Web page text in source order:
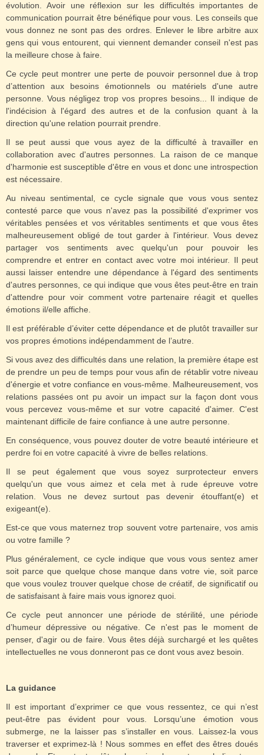
évolution. Avoir une réflexion sur les difficultés importantes de
communication pourrait être bénéfique pour vous. Les conseils que
vous donnez ne sont pas des ordres. Enlever le libre arbitre aux
gens qui vous entourent, qui viennent demander conseil n'est pas
la meilleure chose à faire.
Ce cycle peut montrer une perte de pouvoir personnel due à trop
d’attention aux besoins émotionnels ou matériels d'une autre
personne. Vous négligez trop vos propres besoins... Il indique de
l'indécision à l'égard des autres et de la confusion quant à la
direction qu'une relation pourrait prendre.
Il se peut aussi que vous ayez de la difficulté à travailler en
collaboration avec d'autres personnes. La raison de ce manque
d'harmonie est susceptible d'être en vous et donc une introspection
est nécessaire.
Au niveau sentimental, ce cycle signale que vous vous sentez
contesté parce que vous n'avez pas la possibilité d'exprimer vos
véritables pensées et vos véritables sentiments et que vous êtes
malheureusement obligé de tout garder à l'intérieur. Vous devez
partager vos sentiments avec quelqu'un pour pouvoir les
comprendre et entrer en contact avec votre moi intérieur. Il peut
aussi laisser entendre une dépendance à l'égard des sentiments
d'autres personnes, ce qui indique que vous êtes peut-être en train
d'attendre pour voir comment votre partenaire réagit et quelles
émotions il/elle affiche.
Il est préférable d’éviter cette dépendance et de plutôt travailler sur
vos propres émotions indépendamment de l’autre.
Si vous avez des difficultés dans une relation, la première étape est
de prendre un peu de temps pour vous afin de rétablir votre niveau
d'énergie et votre confiance en vous-même. Malheureusement, vos
relations passées ont pu avoir un impact sur la façon dont vous
vous percevez vous-même et sur votre capacité d'aimer. C'est
maintenant difficile de faire confiance à une autre personne.
En conséquence, vous pouvez douter de votre beauté intérieure et
perdre foi en votre capacité à vivre de belles relations.
Il se peut également que vous soyez surprotecteur envers
quelqu'un que vous aimez et cela met à rude épreuve votre
relation. Vous ne devez surtout pas devenir étouffant(e) et
exigeant(e).
Est-ce que vous maternez trop souvent votre partenaire, vos amis
ou votre famille ?
Plus généralement, ce cycle indique que vous vous sentez amer
soit parce que quelque chose manque dans votre vie, soit parce
que vous voulez trouver quelque chose de créatif, de significatif ou
de satisfaisant à faire mais vous ignorez quoi.
Ce cycle peut annoncer une période de stérilité, une période
d’humeur dépressive ou négative. Ce n'est pas le moment de
penser, d'agir ou de faire. Vous êtes déjà surchargé et les quêtes
intellectuelles ne vous donneront pas ce dont vous avez besoin.
La guidance
Il est important d’exprimer ce que vous ressentez, ce qui n’est
peut-être pas évident pour vous. Lorsqu’une émotion vous
submerge, ne la laisser pas s’installer en vous. Laissez-la vous
traverser et exprimez-là ! Nous sommes en effet des êtres doués